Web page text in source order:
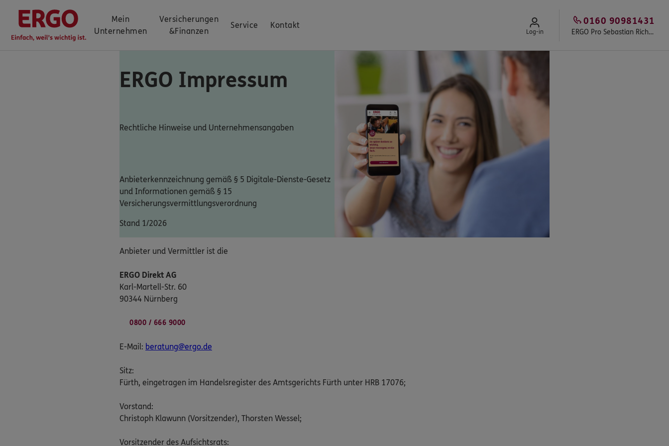
Mein
Unternehmen
Versicherungen
&Finanzen
Service Kontakt
Log-in ERGO Pro Sebastian Richter
0160 90981431
ERGO Impressum
Rechtliche Hinweise und Unternehmensangaben
Anbieterkennzeichnung gemäß § 5 Digitale-Dienste-Gesetz
und Informationen gemäß § 15
Versicherungsvermittlungsverordnung
Stand 1/2026
Anbieter und Vermittler ist die
ERGO Direkt AG
Karl-Martell-Str. 60
90344 Nürnberg
0800 / 666 9000
E-Mail: beratung@ergo.de
Sitz:
Fürth, eingetragen im Handelsregister des Amtsgerichts Fürth unter HRB 17076;
Vorstand:
Christoph Klawunn (Vorsitzender), Thorsten Wessel;
Vorsitzender des Aufsichtsrats: